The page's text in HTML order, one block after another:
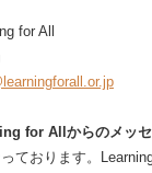
for All
for Allからのメッセ
ております。